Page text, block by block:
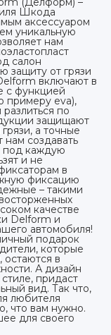
Шкода
аксессуаром
уникальную
нам
салон
защиту от грязи
включают в
с функцией
примеру eva),
по
защищают
а точные
создавать
под каждую
и не
в
фиксацию
– такими
качестве
Delform и
автомобиля!
подарок
которые
в
А дизайн
придаст
вид. Так что,
любителя
что вам нужно.
для своего